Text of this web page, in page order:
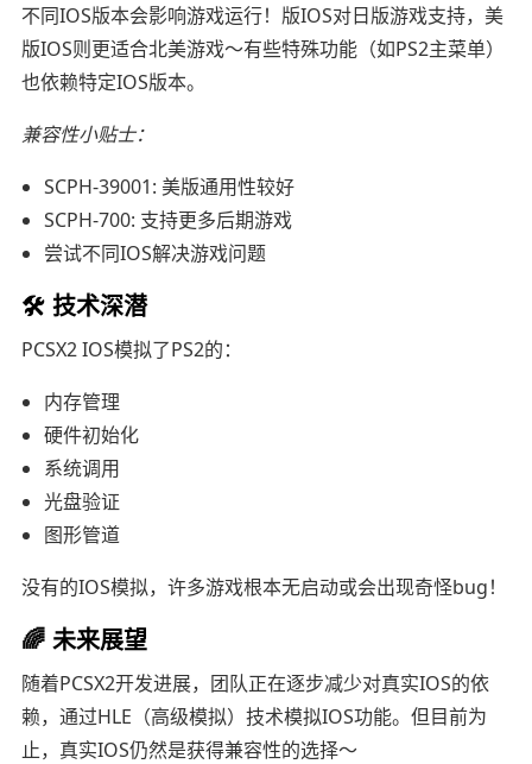
不同IOS版本会影响游戏运行！版IOS对日版游戏支持，美
版IOS则更适合北美游戏～有些特殊功能（如PS2主菜单）
也依赖特定IOS版本。
兼容性小贴士：
SCPH-39001: 美版通用性较好
SCPH-700: 支持更多后期游戏
尝试不同IOS解决游戏问题
🛠️ 技术深潜
PCSX2 IOS模拟了PS2的：
内存管理
硬件初始化
系统调用
光盘验证
图形管道
没有的IOS模拟，许多游戏根本无启动或会出现奇怪bug！
🌈 未来展望
随着PCSX2开发进展，团队正在逐步减少对真实IOS的依
赖，通过HLE（高级模拟）技术模拟IOS功能。但目前为
止，真实IOS仍然是获得兼容性的选择～